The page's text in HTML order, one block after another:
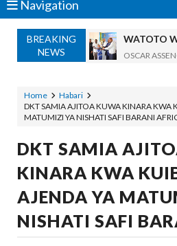
Navigation
BREAKING
NEWS
WATOTO
OSCAR
CCM:
MSUMBA
REA
MSUMBA -
OSCAR
Home
Habari
DKT SAMIA AJITOA KUWA KINARA KWA
MATUMIZI YA NISHATI SAFI BARANI
DKT SAMIA
KINARA KWA
AJENDA YA
NISHATI SAFI